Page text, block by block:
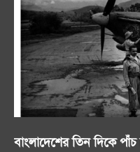
বাংলাদেশের তিন দিকে